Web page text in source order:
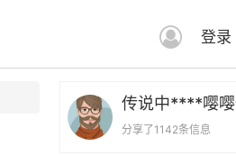
登录
传说中****嘤
分享了1142条信息